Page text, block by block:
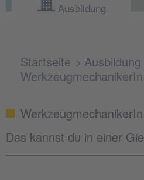
Ausbildung
Startseite
Ausbildung
WerkzeugmechanikerIn
WerkzeugmechanikerIn
Das kannst du in einer